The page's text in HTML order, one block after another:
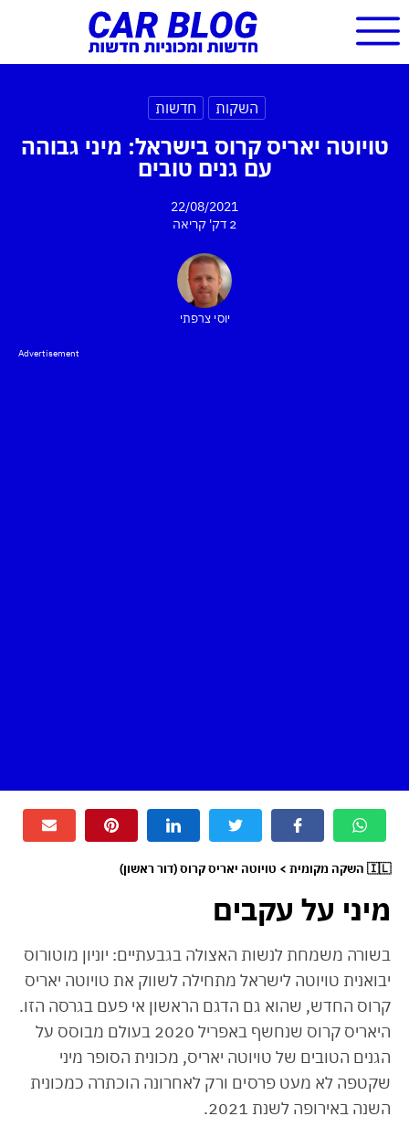
השקות חדשות
טויוטה יאריס קרוס בישראל: מיני גבוהה
עם גנים טובים
22/08/2021
2 דק'
קריאה
יוסי צרפתי
Advertisement
🇮🇱 השקה מקומית > טויוטה יאריס קרוס (דור ראשון)
מיני על עקבים
בשורה משמחת לנשות האצולה בגבעתיים: יוניון מוטורוס
יבואנית טויוטה לישראל מתחילה לשווק את טויוטה יאריס
קרוס החדש, שהוא גם הדגם הראשון אי פעם בגרסה הזו.
היאריס קרוס שנחשף באפריל 2020 בעולם מבוסס על
הגנים הטובים של טויוטה יאריס, מכונית הסופר מיני
שקטפה לא מעט פרסים ורק לאחרונה הוכתרה כמכונית
השנה באירופה לשנת 2021.